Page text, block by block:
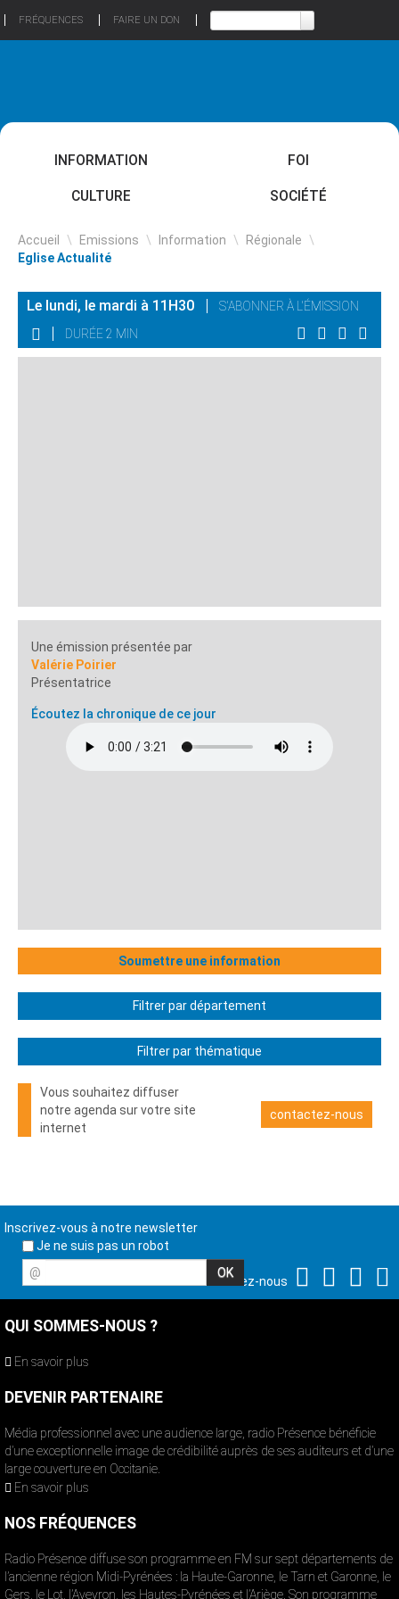
FRÉQUENCES FAIRE UN DON
INFORMATION FOI
CULTURE SOCIÉTÉ
Accueil \ Emissions \ Information \ Régionale \
Eglise Actualité
Le lundi, le mardi à 11H30
S'ABONNER À L'ÉMISSION
DURÉE 2 MIN
Une émission présentée par
Valérie Poirier
Présentatrice
Écoutez la chronique de ce jour
Soumettre une information
Filtrer par département
Filtrer par thématique
Vous souhaitez diffuser
notre agenda sur votre site
internet
contactez-nous
Inscrivez-vous à notre newsletter
Je ne suis pas un robot
@
Suivez-nous
QUI SOMMES-NOUS ?
En savoir plus
DEVENIR PARTENAIRE
Média professionnel avec une audience large, radio Présence bénéficie
d’une exceptionnelle image de crédibilité auprès de ses auditeurs et d’une
large couverture en Occitanie.
En savoir plus
NOS FRÉQUENCES
Radio Présence diffuse son programme en FM sur sept départements de
l’ancienne région Midi-Pyrénées : la Haute-Garonne, le Tarn et Garonne, le
Gers, le Lot, l’Aveyron, les Hautes-Pyrénées et l’Ariège. Son programme